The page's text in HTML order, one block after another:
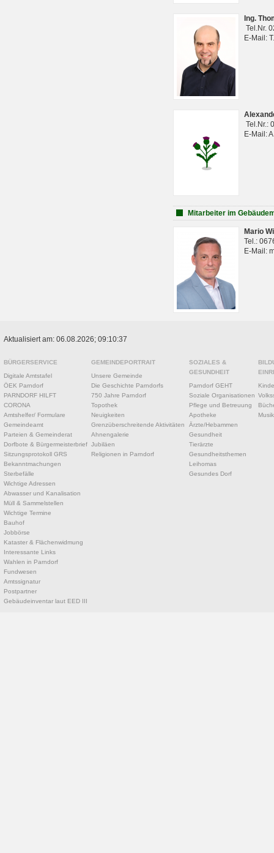
Ing.
Tel.Nr.
E-Mail:
Tel.Nr.:
E-Mail:
Mitarbeiter im
Mario
Tel.:
E-Mail:
Aktualisiert am: 06.08.2026; 09:10:37
BÜRGERSERVICE
Digitale Amtstafel
ÖEK Parndorf
PARNDORF HILFT
CORONA
Amtshelfer/ Formulare
Gemeindeamt
Parteien & Gemeinderat
Dorfbote & Bürgermeisterbrief
Sitzungsprotokoll GRS
Bekanntmachungen
Sterbefälle
Wichtige Adressen
Abwasser und Kanalisation
Müll & Sammelstellen
Wichtige Termine
Bauhof
Jobbörse
Kataster & Flächenwidmung
Interessante Links
Wahlen in Parndorf
Fundwesen
Amtssignatur
Postpartner
Gebäudeinventar laut EED III
GEMEINDEPORTRAIT
Unsere Gemeinde
Die Geschichte Parndorfs
750 Jahre Parndorf
Topothek
Neuigkeiten
Grenzüberschreitende Aktivitäten
Ahnengalerie
Jubiläen
Religionen in Parndorf
SOZIALES &
GESUNDHEIT
Parndorf GEHT
Soziale Organisationen
Pflege und Betreuung
Apotheke
Ärzte/Hebammen
Gesundheit
Tierärzte
Gesundheitsthemen
Leihomas
Gesundes Dorf